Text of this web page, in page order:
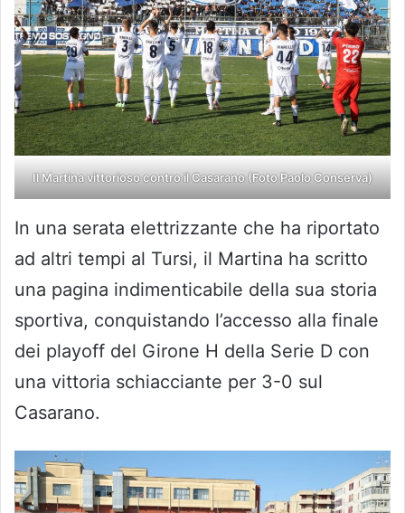
Il Martina vittorioso contro il Casarano (Foto Paolo Conserva)
In una serata elettrizzante che ha riportato
ad altri tempi al Tursi, il Martina ha scritto
una pagina indimenticabile della sua storia
sportiva, conquistando l’accesso alla finale
dei playoff del Girone H della Serie D con
una vittoria schiacciante per 3-0 sul
Casarano.